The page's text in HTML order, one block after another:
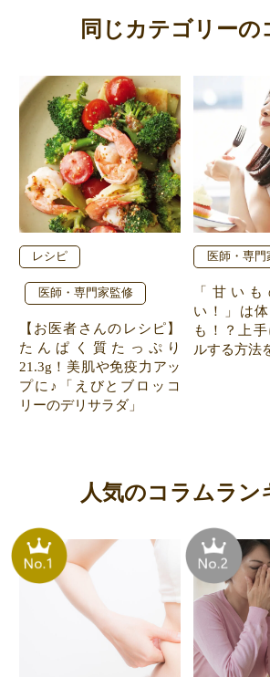
同じカテゴリーの
レシピ
医師・専門家監修
【お医者さんのレシピ】
たんぱく質たっぷり
21.3g！美肌や免疫力アッ
プに♪「えびとブロッコ
リーのデリサラダ」
医師・専門
「甘い
い！」は
も！？上
ルする方法
人気のコラムラン